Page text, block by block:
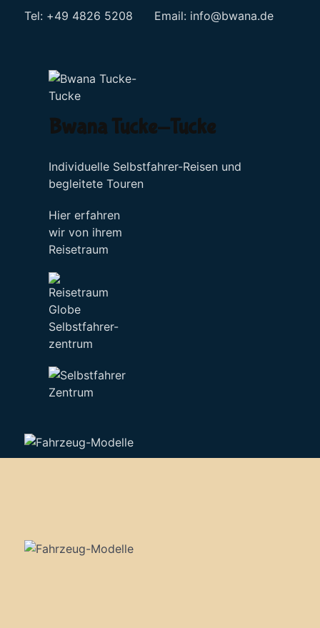
Tel: +49 4826 5208 Email: info@bwana.de
Bwana Tucke-Tucke
Individuelle Selbstfahrer-Reisen und
begleitete Touren
Hier erfahren
wir von ihrem
Reisetraum
Selbstfahrer-
zentrum